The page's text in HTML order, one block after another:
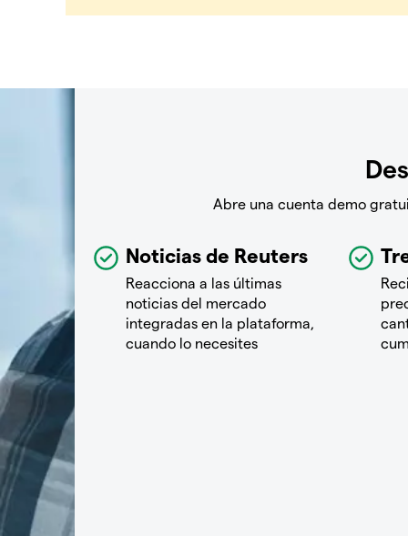
Abre una cuenta demo
Noticias de Reuters
Reacciona a las últimas
noticias del mercado
integradas en la plataforma,
cuando lo necesites